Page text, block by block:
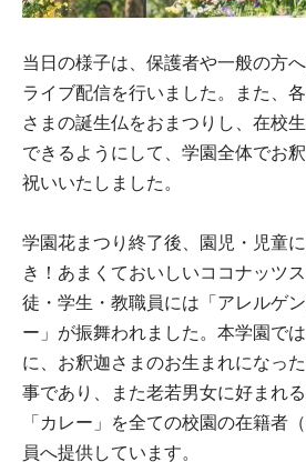
当日の様子は、保護者や一般の方
ライブ配信を行いました。また、
さまの誕生仏をおまつりし、在校
できるようにして、学園全体でお
祝いいたしました。
学園花まつり終了後、園児・児童
き！あまくておいしいココナッツ
徒・学生・教職員には「アレルゲ
ー」が振舞われました。本学園で
に、お釈迦さまのお生まれになっ
事であり、また老若男女に好まれ
「カレー」を全ての校園の在籍者
員へ提供しています。